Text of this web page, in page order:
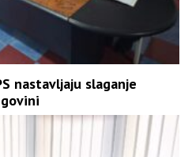
nastavljaju slaganje